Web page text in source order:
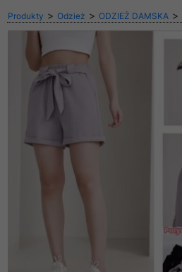
Produkty > Odzież > ODZIEŻ DAMSKA >